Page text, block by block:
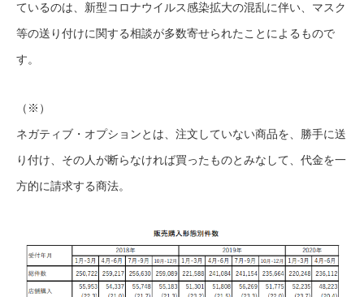
ているのは、新型コロナウイルス感染拡大の混乱に伴い、マスク
等の送り付けに関する相談が多数寄せられたことによるもので
す。
（※）
ネガティブ・オプションとは、注文していない商品を、勝手に送
り付け、その人が断らなければ買ったものとみなして、代金を一
方的に請求する商法。